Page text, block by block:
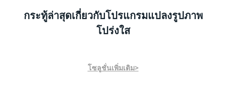
กระทู้ล่าสุดเกี่ยวกับโปรแกรมแปลงรูปภาพ
โปร่งใส
โซลูชั่นเพิ่มเติม>